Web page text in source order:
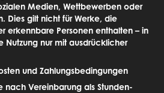
Medien, Wettbewerben oder
Dies gilt nicht für Werke, die
erkennbare Personen enthalten – in
Nutzung nur mit ausdrücklicher
und Zahlungsbedingungen
nach Vereinbarung als Stunden-